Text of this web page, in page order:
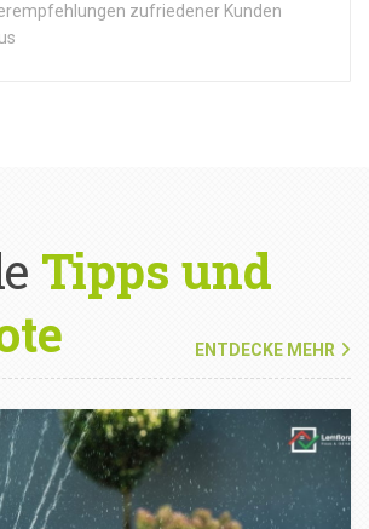
zufriedener Kunden
Tipps und
ENTDECKE MEHR